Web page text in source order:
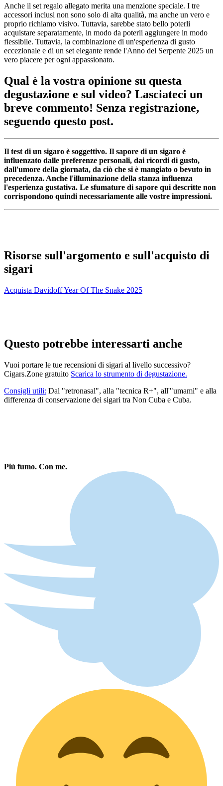
Anche il set regalo allegato merita una menzione speciale. I tre
accessori inclusi non sono solo di alta qualità, ma anche un vero e
proprio richiamo visivo. Tuttavia, sarebbe stato bello poterli
acquistare separatamente, in modo da poterli aggiungere in modo
flessibile. Tuttavia, la combinazione di un'esperienza di gusto
eccezionale e di un set elegante rende l'Anno del Serpente 2025 un
vero piacere per ogni appassionato.
Qual è la vostra opinione su questa
degustazione e sul video? Lasciateci un
breve commento! Senza registrazione,
seguendo questo post.
Il test di un sigaro è soggettivo. Il sapore di un sigaro è
influenzato dalle preferenze personali, dai ricordi di gusto,
dall'umore della giornata, da ciò che si è mangiato o bevuto in
precedenza. Anche l'illuminazione della stanza influenza
l'esperienza gustativa. Le sfumature di sapore qui descritte non
corrispondono quindi necessariamente alle vostre impressioni.
Risorse sull'argomento e sull'acquisto di
sigari
Acquista Davidoff Year Of The Snake 2025
Questo potrebbe interessarti anche
Vuoi portare le tue recensioni di sigari al livello successivo?
Cigars.Zone gratuito Scarica lo strumento di degustazione.
Consigli utili: Dal "retronasal", alla "tecnica R+", all'"umami" e alla
differenza di conservazione dei sigari tra Non Cuba e Cuba.
Più fumo. Con me.